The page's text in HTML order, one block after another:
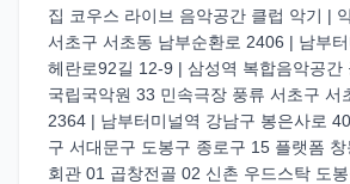
집 코우스 라이브 음악공간 클럽 악기 |
서초구 서초동 남부순환로 2406 | 남부
헤란로92길 12-9 | 삼성역 복합음악공간
국립국악원 33 민속극장 풍류 서초구 서
2364 | 남부터미널역 강남구 봉은사로
구 서대문구 도봉구 종로구 15 플랫폼
회관 01 곱창전골 02 신촌 우드스탁 도